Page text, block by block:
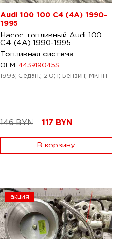
Audi 100 100 C4 (4A) 1990-
1995
Насос топливный Audi 100
C4 (4A) 1990-1995
Топливная система
OEM: 443919045S
1993; Седан.; 2,0; i; Бензин; МКПП
146 BYN 117 BYN
В корзину
акция